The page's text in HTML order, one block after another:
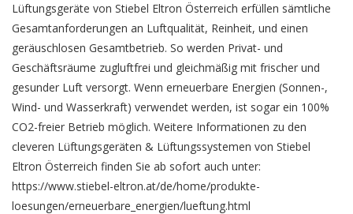
Lüftungsgeräte von Stiebel Eltron Österreich erfüllen sämtliche
Gesamtanforderungen an Luftqualität, Reinheit, und einen
geräuschlosen Gesamtbetrieb. So werden Privat- und
Geschäftsräume zugluftfrei und gleichmäßig mit frischer und
gesunder Luft versorgt. Wenn erneuerbare Energien (Sonnen-,
Wind- und Wasserkraft) verwendet werden, ist sogar ein 100%
CO2-freier Betrieb möglich. Weitere Informationen zu den
cleveren Lüftungsgeräten & Lüftungssystemen von Stiebel
Eltron Österreich finden Sie ab sofort auch unter:
https://www.stiebel-eltron.at/de/home/produkte-
loesungen/erneuerbare_energien/lueftung.html